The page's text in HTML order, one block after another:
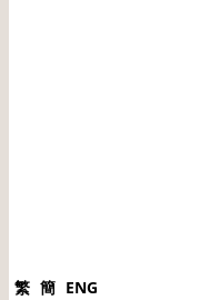
繁 簡 ENG